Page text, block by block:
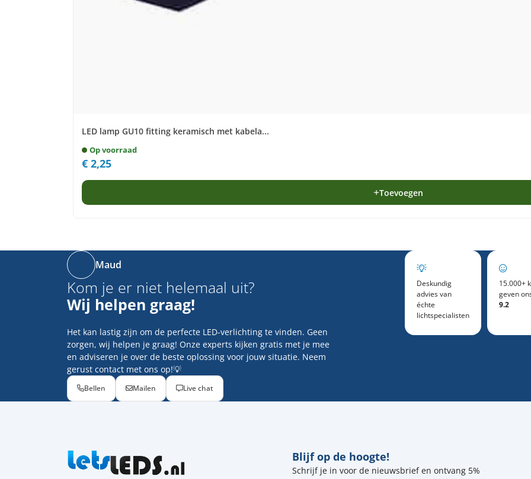
LED lamp GU10 fitting keramisch met kabela...
Op voorraad
€ 2,25
Toevoegen
Maud
Kom je er niet helemaal uit?
Wij helpen graag!
Het kan lastig zijn om de perfecte LED-verlichting te vinden. Geen
zorgen, wij helpen je graag! Onze experts kijken gratis met je mee
en adviseren je over de beste oplossing voor jouw situatie. Neem
gerust contact met ons op!💡
Bellen Mailen Live chat
Deskundig
advies van
échte
lichtspecialisten
15.000+
geven
9.2
Blijf op de hoogte!
Schrijf je in voor de nieuwsbrief en ontvang 5%